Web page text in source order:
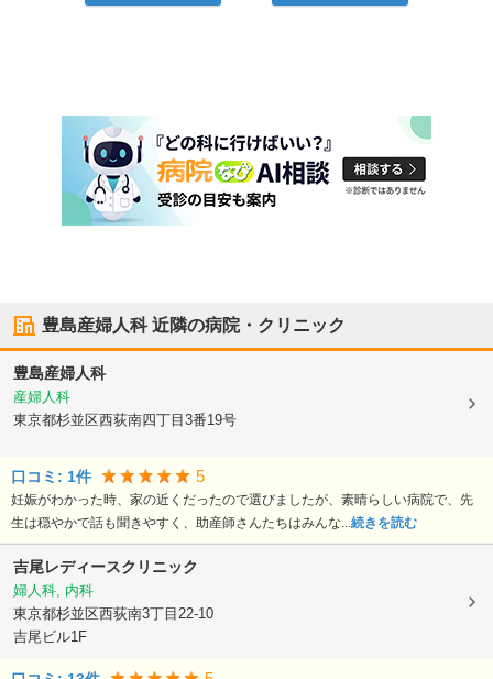
豊島産婦人科近隣の病院・クリニック
豊島産婦人科
産婦人科
東京都杉並区西荻南四丁目3番19号
口コミ: 1件 5
妊娠がわかった時、家の近くだったので選びましたが、素晴らしい病院で、先
生は穏やかで話も聞きやすく、助産師さんたちはみんな...続きを読む
吉尾レディースクリニック
婦人科, 内科
東京都杉並区西荻南3丁目22-10
吉尾ビル1F